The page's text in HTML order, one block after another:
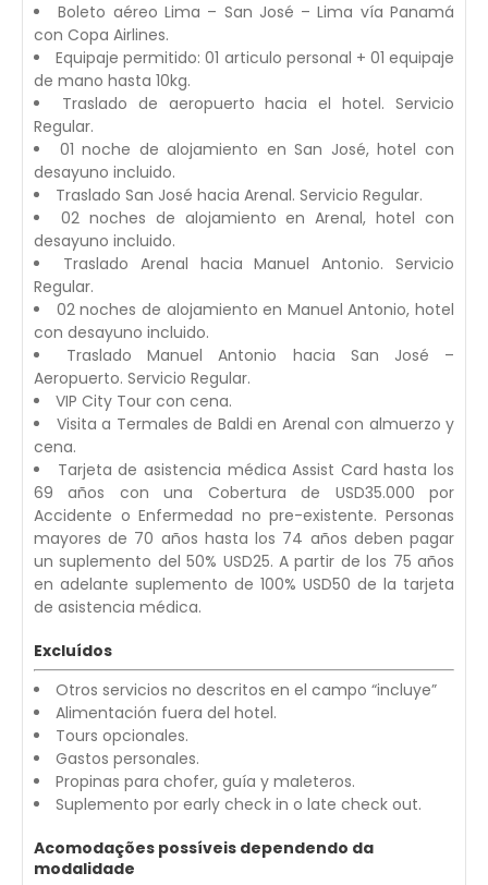
Boleto aéreo Lima – San José – Lima vía Panamá
con Copa Airlines.
Equipaje permitido: 01 articulo personal + 01 equipaje
de mano hasta 10kg.
Traslado de aeropuerto hacia el hotel. Servicio
Regular.
01 noche de alojamiento en San José, hotel con
desayuno incluido.
Traslado San José hacia Arenal. Servicio Regular.
02 noches de alojamiento en Arenal, hotel con
desayuno incluido.
Traslado Arenal hacia Manuel Antonio. Servicio
Regular.
02 noches de alojamiento en Manuel Antonio, hotel
con desayuno incluido.
Traslado Manuel Antonio hacia San José –
Aeropuerto. Servicio Regular.
VIP City Tour con cena.
Visita a Termales de Baldi en Arenal con almuerzo y
cena.
Tarjeta de asistencia médica Assist Card hasta los
69 años con una Cobertura de USD35.000 por
Accidente o Enfermedad no pre-existente. Personas
mayores de 70 años hasta los 74 años deben pagar
un suplemento del 50% USD25. A partir de los 75 años
en adelante suplemento de 100% USD50 de la tarjeta
de asistencia médica.
Excluídos
Otros servicios no descritos en el campo “incluye”
Alimentación fuera del hotel.
Tours opcionales.
Gastos personales.
Propinas para chofer, guía y maleteros.
Suplemento por early check in o late check out.
Acomodações possíveis dependendo da
modalidade